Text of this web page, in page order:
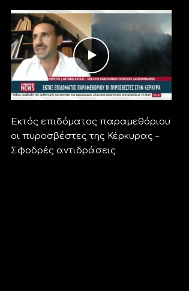
Εκτός επιδόματος παραμεθόριου
οι πυροσβέστες της Κέρκυρας –
Σφοδρές αντιδράσεις